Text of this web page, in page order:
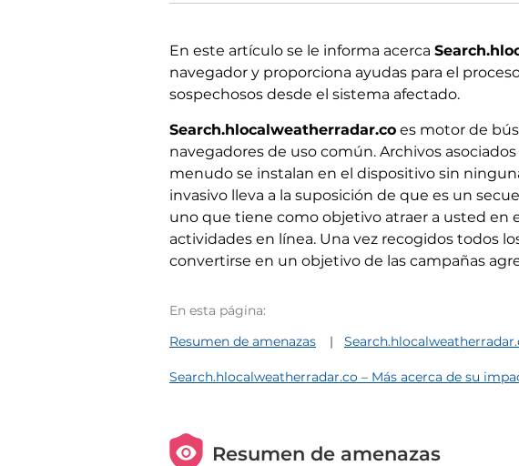
En este artículo se le informa acerca
navegador y proporciona ayudas para el
sospechosos desde el sistema afectado.
Search.hlocalweatherradar.co es motor de
navegadores de uso común. Archivos
menudo se instalan en el dispositivo sin
invasivo lleva a la suposición de que es un
uno que tiene como objetivo atraer a usted en
actividades en línea. Una vez recogidos todos
convertirse en un objetivo de las campañas
En esta página:
Resumen de amenazas
Search.hlocalweatherradar.co – Más acerca de su
Resumen de amenazas